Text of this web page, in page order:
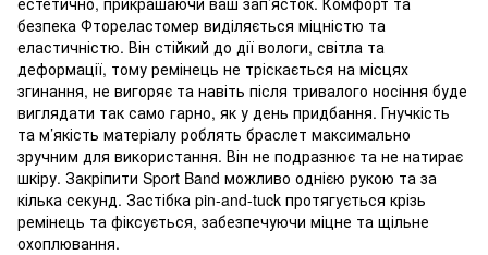
безпека Фтореластомер виділяється міцністю та
еластичністю. Він стійкий до дії вологи, світла та
деформації, тому ремінець не тріскається на місцях
згинання, не вигоряє та навіть після тривалого носіння буде
виглядати так само гарно, як у день придбання. Гнучкість
та м’якість матеріалу роблять браслет максимально
зручним для використання. Він не подразнює та не натирає
шкіру. Закріпити Sport Band можливо однією рукою та за
кілька секунд. Застібка pin-and-tuck протягується крізь
ремінець та фіксується, забезпечуючи міцне та щільне
охоплювання.